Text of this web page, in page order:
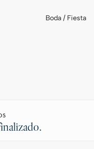
Boda / Fiesta